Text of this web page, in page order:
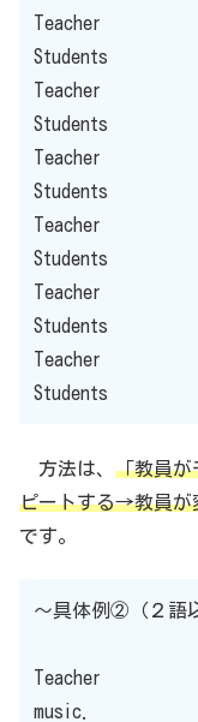
Teacher : He
Students : He
Teacher :
Students :
Teacher :
Students :
Teacher :
Students : He
Teacher :
Students :
Teacher :
Students :
方法は、 「教員
ピートする→教員が
です。
〜具体例②（２語
Teacher :
music.